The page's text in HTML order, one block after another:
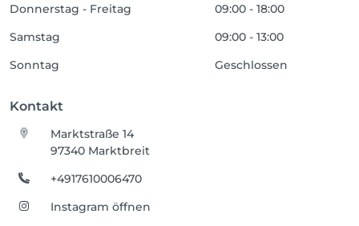
Donnerstag - Freitag
09:00 - 18:00
Samstag
09:00 - 13:00
Sonntag
Geschlossen
Kontakt
Marktstraße 14
97340 Marktbreit
+4917610006470
Instagram öffnen